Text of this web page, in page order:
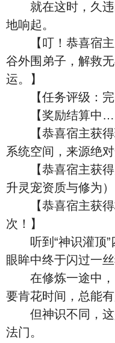
就在这时，久违
地响起。
【叮！恭喜宿主
谷外围弟子，解救
运。】
【任务评级：完
【奖励结算中
【恭喜宿主获得
系统空间，来源绝对
【恭喜宿主获得
升灵宠资质与修为）
【恭喜宿主获得
次！】
听到“神识灌顶”
眼眸中终于闪过一丝
在修炼一途中，
要肯花时间，总能有
但神识不同，这
法门。